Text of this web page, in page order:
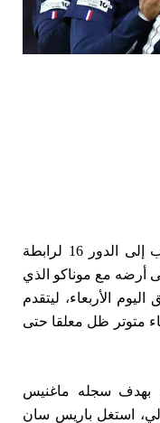
تأهل باريس ​سان جيرمان حامل ‌اللقب إلى ا‌لدور 16 ‌لرابطة
لكرة القدم بتعادله 2-2 على أرضه مع موناكو الذي
الأربعاء، ليتقدم
⁠لقاء متوتر ظل معلقا حتى
بهدف سجله ماغنيس
​استغل باريس سان